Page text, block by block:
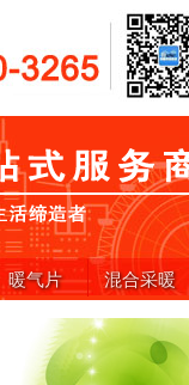
暖气片 混合采暖